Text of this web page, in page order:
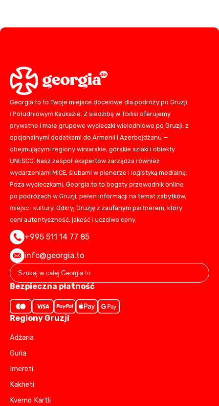
Georgia.to to Twoje miejsce docelowe dla podróży po Gruzji
i Południowym Kaukazie. Z siedzibą w Tbilisi oferujemy
prywatne i małe grupowe wycieczki wielodniowe po Gruzji, z
opcjonalnymi dodatkami do Armenii i Azerbejdżanu —
obejmującymi regiony winiarskie, górskie szlaki i obiekty
UNESCO. Nasz zespół ekspertów zarządza również
wydarzeniami MICE, ślubami w plenerze i logistyką medialną.
Poza wycieczkami, Georgia.to to bogaty przewodnik online
po podróżach w Gruzji, pełen informacji na temat zabytków,
miejsc i kultury. Odkryj Gruzję z zaufanym partnerem, który
ceni autentyczność, jakość i uczciwe ceny.
+995 511 14 77 85
info@georgia.to
Bezpieczna płatność
Regiony Gruzji
Adżaria
Guria
Imereti
Kakheti
Kvemo Kartli